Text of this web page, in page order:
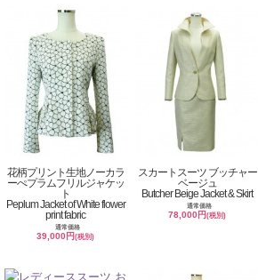
花柄プリント生地ノーカラ
ーぺプラムフリルジャケッ
ト
Peplum Jacket of White flower
print fabric
通常価格
39,000円(税別)
スカートスーツ ブッチャー
ベージュ
Butcher Beige Jacket & Skirt
通常価格
78,000円(税別)